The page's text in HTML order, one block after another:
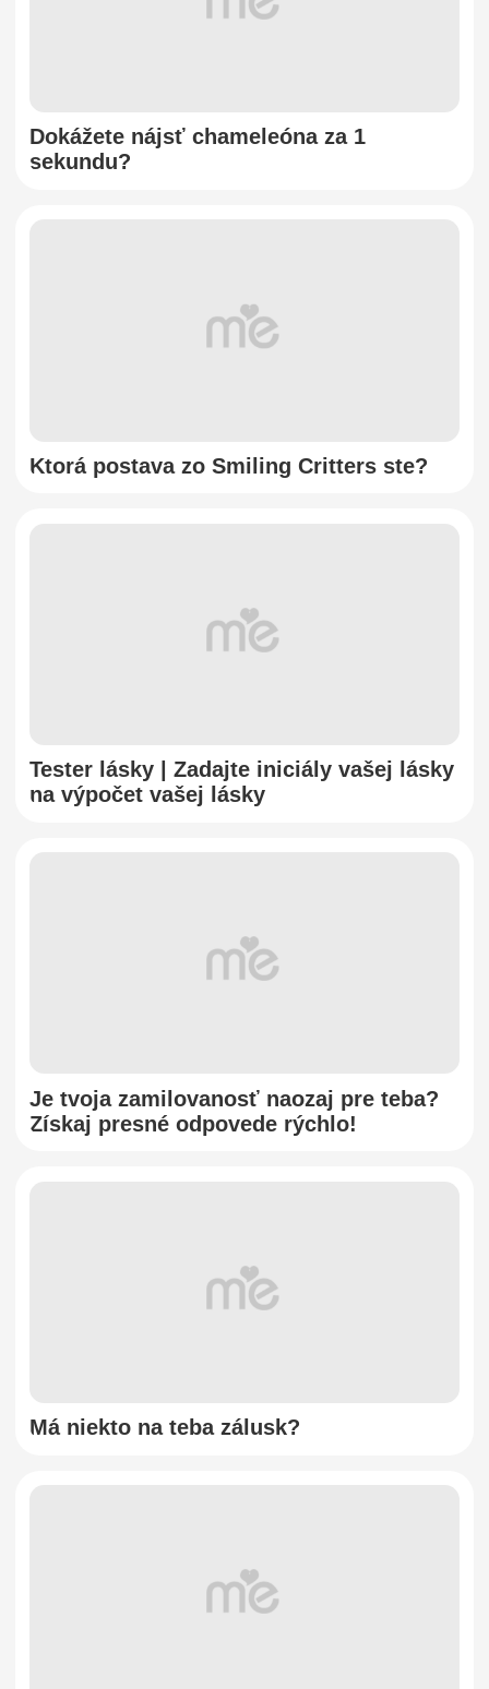
Dokážete nájsť chameleóna za 1
sekundu?
Ktorá postava zo Smiling Critters ste?
Tester lásky | Zadajte iniciály vašej lásky
na výpočet vašej lásky
Je tvoja zamilovanosť naozaj pre teba?
Získaj presné odpovede rýchlo!
Má niekto na teba zálusk?